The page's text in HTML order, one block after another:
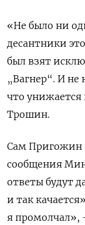
«Не было ни
десантники
был взят
„Вагнер“. И не
что унижается
Трошин.
Сам Пригожин
сообщения
ответы будут
и так
я